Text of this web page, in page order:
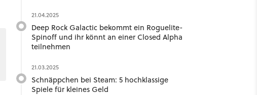
21.04.2025
Deep Rock Galactic bekommt ein Roguelite-
Spinoff und ihr könnt an einer Closed Alpha
teilnehmen
21.03.2025
Schnäppchen bei Steam: 5 hochklassige
Spiele für kleines Geld